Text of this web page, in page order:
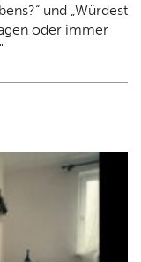
und „Würdest
oder immer